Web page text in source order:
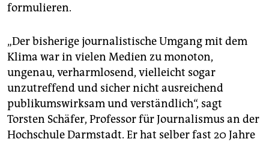
formulieren.
„Der bisherige journalistische Umgang mit dem
Klima war in vielen Medien zu monoton,
ungenau, verharmlosend, vielleicht sogar
unzutreffend und sicher nicht ausreichend
publikumswirksam und verständlich“, sagt
Torsten Schäfer, Professor für Journalismus an der
Hochschule Darmstadt. Er hat selber fast 20 Jahre